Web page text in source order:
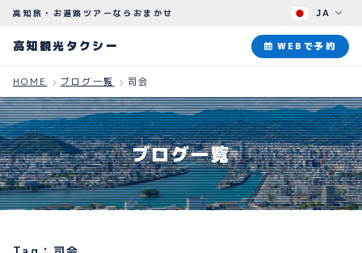
高知観光タクシー
ABOUT
観光タクシーについて
PLAN
観光プラン
JA
高知旅・お遍路ツアーならおまかせ
高知観光タクシー WEBで予約
HOME ブログ一覧 司会
ブログ一覧